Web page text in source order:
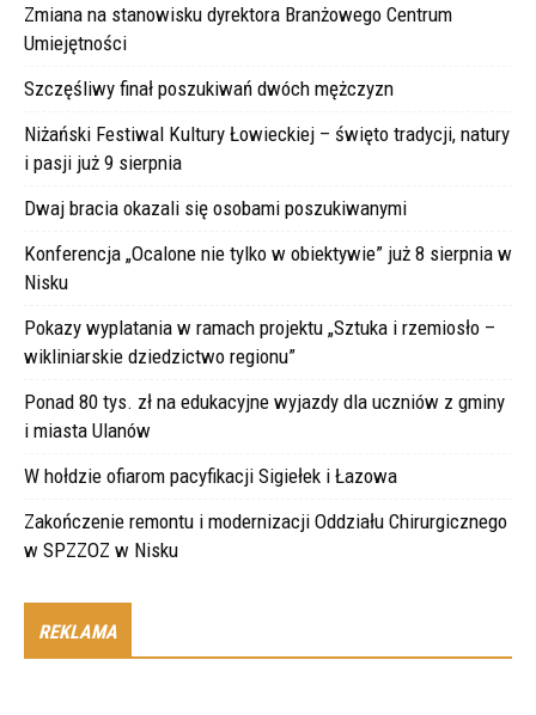
Zmiana na stanowisku dyrektora Branżowego Centrum
Umiejętności
Szczęśliwy finał poszukiwań dwóch mężczyzn
Niżański Festiwal Kultury Łowieckiej – święto tradycji, natury
i pasji już 9 sierpnia
Dwaj bracia okazali się osobami poszukiwanymi
Konferencja „Ocalone nie tylko w obiektywie” już 8 sierpnia w
Nisku
Pokazy wyplatania w ramach projektu „Sztuka i rzemiosło –
wikliniarskie dziedzictwo regionu”
Ponad 80 tys. zł na edukacyjne wyjazdy dla uczniów z gminy
i miasta Ulanów
W hołdzie ofiarom pacyfikacji Sigiełek i Łazowa
Zakończenie remontu i modernizacji Oddziału Chirurgicznego
w SPZZOZ w Nisku
REKLAMA